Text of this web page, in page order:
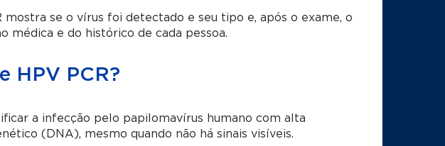
se o vírus foi detectado e seu tipo e, após o exame, o
médica e do histórico de cada pessoa.
HPV PCR?
a infecção pelo papilomavírus humano com alta
(DNA), mesmo quando não há sinais visíveis.